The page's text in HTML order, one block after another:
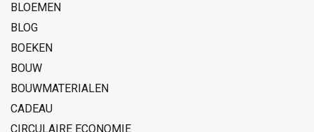
BLOEMEN
BLOG
BOEKEN
BOUW
BOUWMATERIALEN
CADEAU
CIRCULAIRE ECONOMIE